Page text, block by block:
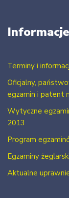
Informacje
Terminy i
Oficjalny,
egzamin i patent
Wytyczne
2013
Program
Egzaminy
Aktualne